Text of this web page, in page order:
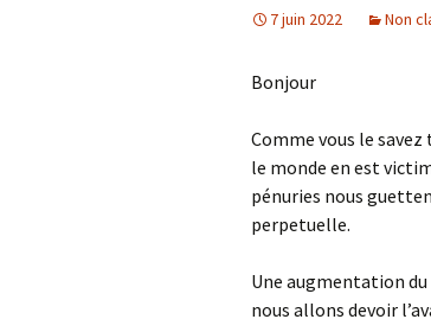
7 juin 2022 Non
Bonjour
Comme vous le
le monde en est
pénuries nous
perpetuelle.
Une augmentation
nous allons devoir